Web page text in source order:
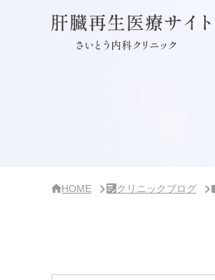
HOME クリニックブログ